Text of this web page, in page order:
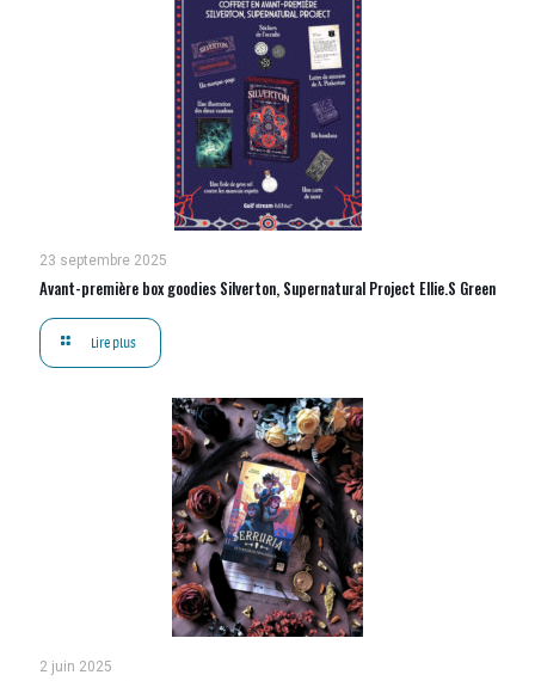
23 septembre 2025
Avant-première box goodies Silverton, Supernatural Project Ellie.S Green
Lire plus
2 juin 2025